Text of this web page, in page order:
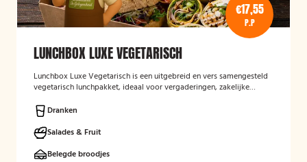
€17,55
P.P
LUNCHBOX LUXE VEGETARISCH
Lunchbox Luxe Vegetarisch is een uitgebreid en vers samengesteld
vegetarisch lunchpakket, ideaal voor vergaderingen, zakelijke
selectie van luxe broodjes, wraps en andere vegetarische
lekkernijen, zorgvuldig bereid met verse ingrediënten en
aantrekkelijk gepresenteerd. Ook kan rekening worden gehouden
met specifieke dieetwensen en allergieën.
Dranken
Salades & Fruit
Belegde broodjes